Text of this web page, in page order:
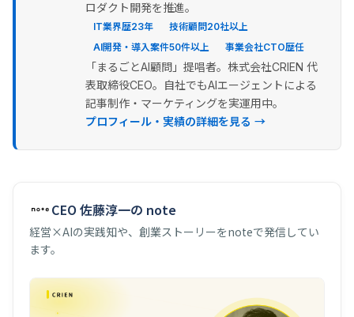
ロダクト開発を推進。
IT業界歴23年
技術顧問20社以上
AI開発・導入案件50件以上
事業会社CTO歴任
「まるごとAI顧問」提唱者。株式会社CRIEN 代
表取締役CEO。自社でもAIエージェントによる
記事制作・マーケティングを実運用中。
プロフィール・実績の詳細を見る →
CEO 佐藤淳一の note
経営×AIの実践知や、創業ストーリーをnoteで発信してい
ます。